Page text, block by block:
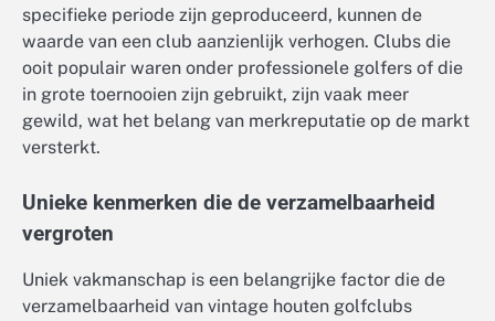
specifieke periode zijn geproduceerd, kunnen de
waarde van een club aanzienlijk verhogen. Clubs die
ooit populair waren onder professionele golfers of die
in grote toernooien zijn gebruikt, zijn vaak meer
gewild, wat het belang van merkreputatie op de markt
versterkt.
Unieke kenmerken die de verzamelbaarheid
vergroten
Uniek vakmanschap is een belangrijke factor die de
verzamelbaarheid van vintage houten golfclubs